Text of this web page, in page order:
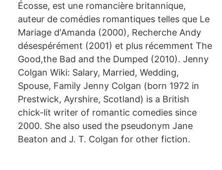
Écosse, est une romancière britannique,
auteur de comédies romantiques telles que Le
Mariage d'Amanda (2000), Recherche Andy
désespérément (2001) et plus récemment The
Good,the Bad and the Dumped (2010). Jenny
Colgan Wiki: Salary, Married, Wedding,
Spouse, Family Jenny Colgan (born 1972 in
Prestwick, Ayrshire, Scotland) is a British
chick-lit writer of romantic comedies since
2000. She also used the pseudonym Jane
Beaton and J. T. Colgan for other fiction.